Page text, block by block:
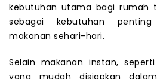
kebutuhan utama bagi rumah
sebagai kebutuhan
makanan sehari-hari.
Selain makanan instan,
yang mudah disiapkan